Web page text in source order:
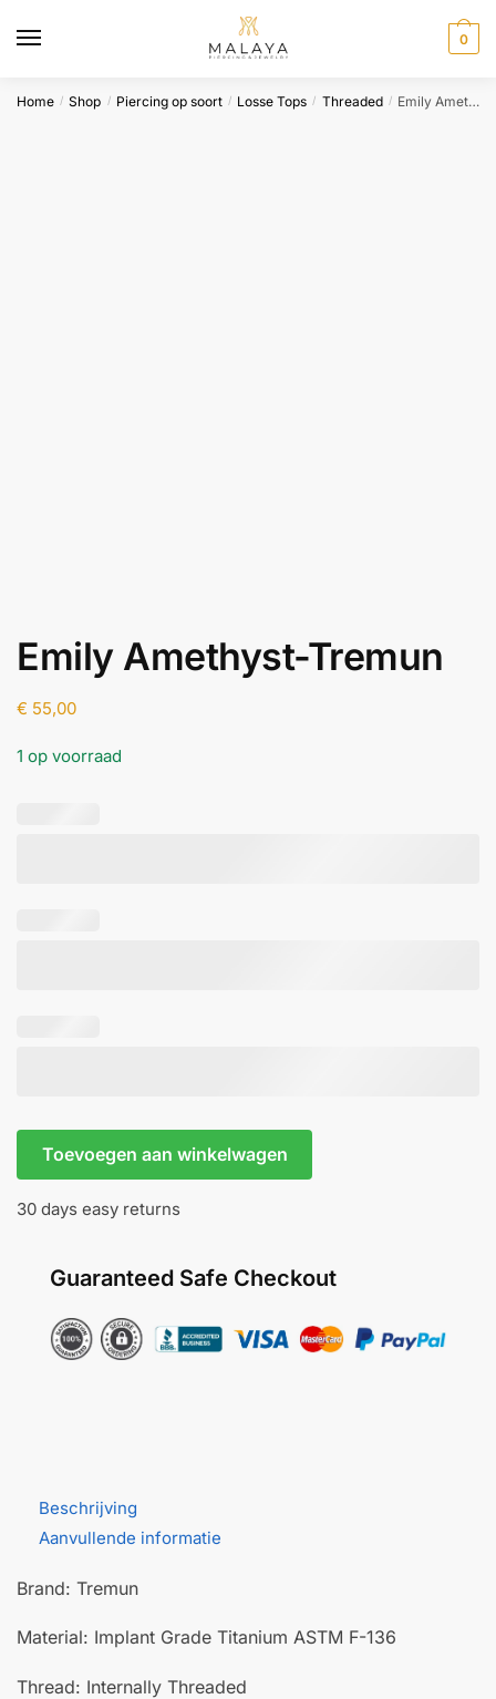
0
Home / Shop / Piercing op soort / Losse Tops / Threaded / Emily Amethyst-Tremun
Emily Amethyst-Tremun
€ 55,00
1 op voorraad
Amethyst-
aantal
Toevoegen aan winkelwagen
30 days easy returns
Guaranteed Safe Checkout
Beschrijving
Aanvullende informatie
Brand: Tremun
Material: Implant Grade Titanium ASTM F-136
Thread: Internally Threaded